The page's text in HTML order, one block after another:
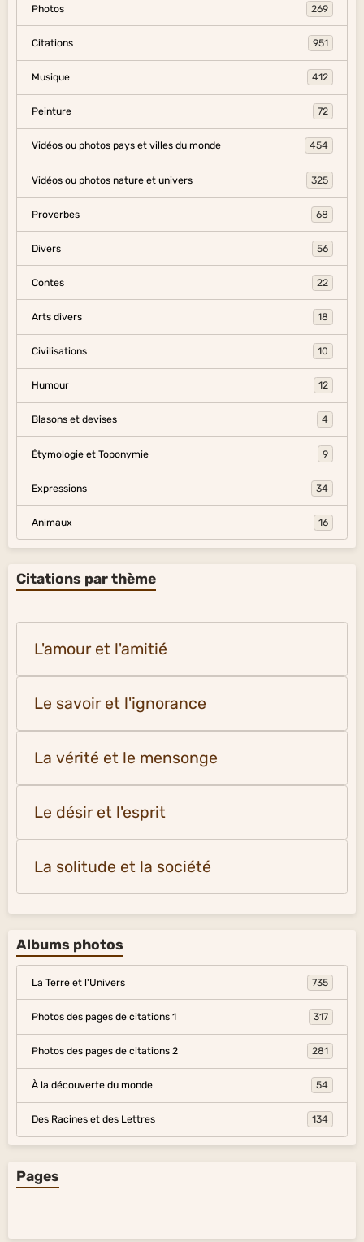
Photos 269
Citations 951
Musique 412
Peinture 72
Vidéos ou photos pays et villes du monde 454
Vidéos ou photos nature et univers 325
Proverbes 68
Divers 56
Contes 22
Arts divers 18
Civilisations 10
Humour 12
Blasons et devises 4
Étymologie et Toponymie 9
Expressions 34
Animaux 16
Citations par thème
L'amour et l'amitié
Le savoir et l'ignorance
La vérité et le mensonge
Le désir et l'esprit
La solitude et la société
Albums photos
La Terre et l'Univers 735
Photos des pages de citations 1 317
Photos des pages de citations 2 281
À la découverte du monde 54
Des Racines et des Lettres 134
Pages